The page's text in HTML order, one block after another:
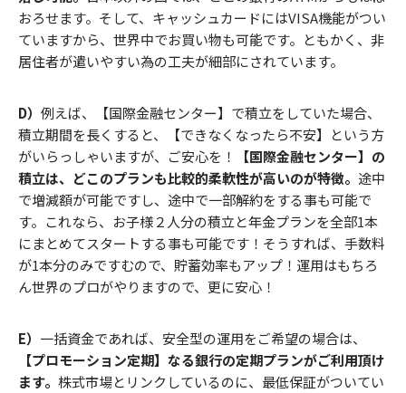
おろせます。そして、キャッシュカードにはVISA機能がつい
ていますから、世界中でお買い物も可能です。ともかく、非
居住者が遣いやすい為の工夫が細部にされています。
D） 例えば、【国際金融センター】で積立をしていた場合、
積立期間を長くすると、【できなくなったら不安】という方
がいらっしゃいますが、ご安心を！
【国際金融センター】の
積立は、どこのプランも比較的柔軟性が高いのが特徴。 途中
で増減額が可能ですし、途中で一部解約をする事も可能で
す。これなら、お子様２人分の積立と年金プランを全部1本
にまとめてスタートする事も可能です！そうすれば、手数料
が1本分のみですむので、貯蓄効率もアップ！運用はもちろ
ん世界のプロがやりますので、更に安心！
E） 一括資金であれば、安全型の運用をご希望の場合は、
【プロモーション定期】なる銀行の定期プランがご利用頂け
ます。 株式市場とリンクしているのに、最低保証がついてい